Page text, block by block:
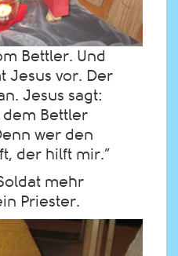
Bettler. Und
Jesus vor. Der
Jesus sagt:
dem Bettler
wer den
der hilft mir.”
mehr
Priester.